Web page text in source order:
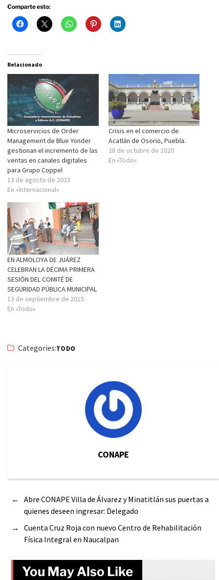
Comparte esto:
Relacionado
Microservicios de Order
Management de Blue Yonder
gestionan el incremento de las
ventas en canales digitales
para Grupo Coppel
13 de agosto de 2023
En «Internacional»
Crisis en el comercio de
Acatlán de Osorio, Puebla.
28 de octubre de 2020
En «Todo»
EN ALMOLOYA DE JUÁREZ
CELEBRAN LA DÉCIMA PRIMERA
SESIÓN DEL COMITÉ DE
SEGURIDAD PÚBLICA MUNICIPAL
13 de septiembre de 2015
En «Todo»
Categories:TODO
CONAPE
←
Abre CONAPE Villa de Álvarez y Minatitlán sus puertas a
quienes deseen ingresar: Delegado
→
Cuenta Cruz Roja con nuevo Centro de Rehabilitación
Física Integral en Naucalpan
You May Also Like